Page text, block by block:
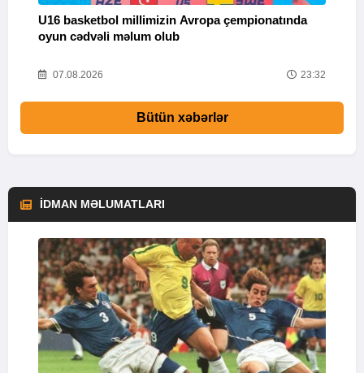
U16 basketbol millimizin Avropa çempionatında
oyun cədvəli məlum olub
07.08.2026 23:32
Bütün xəbərlər
İDMAN MƏLUMATLARI